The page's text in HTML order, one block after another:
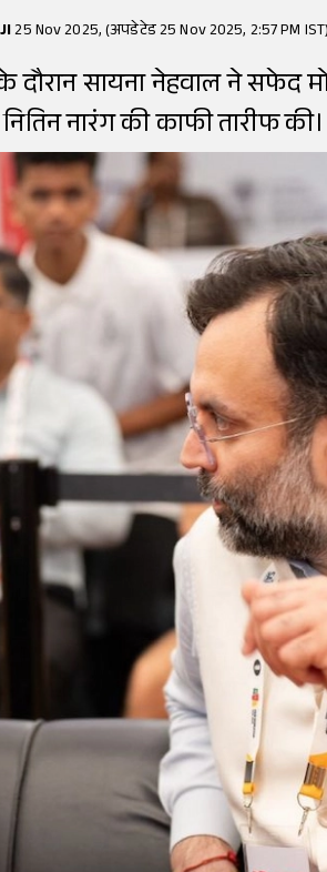
25 Nov 2025, (अपडेटेड 25 Nov 2025, 2:57 PM IST)
दौरान सायना नेहवाल ने
नारंग की काफी तारीफ की।